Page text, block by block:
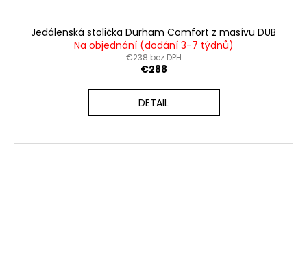
Jedálenská stolička Durham Comfort z masívu DUB
Na objednání (dodání 3-7 týdnů)
€238 bez DPH
€288
DETAIL